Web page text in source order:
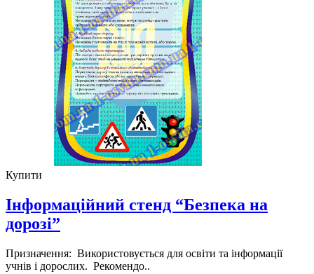
Купити
Інформаційний стенд “Безпека на
дорозі”
Призначення: Використовується для освіти та інформації
учнів і дорослих. Рекомендо..